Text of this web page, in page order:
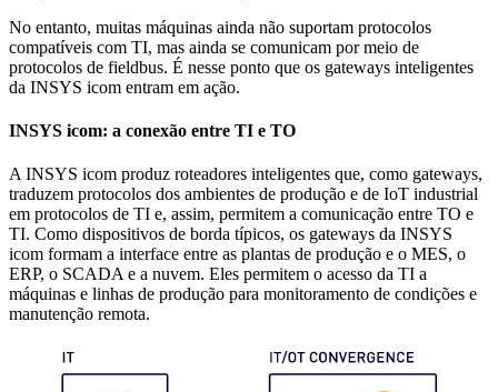
No entanto, muitas máquinas ainda não suportam protocolos
compatíveis com TI, mas ainda se comunicam por meio de
protocolos de fieldbus. É nesse ponto que os gateways inteligentes
da INSYS icom entram em ação.
INSYS icom: a conexão entre TI e TO
A INSYS icom produz roteadores inteligentes que, como gateways,
traduzem protocolos dos ambientes de produção e de IoT industrial
em protocolos de TI e, assim, permitem a comunicação entre TO e
TI. Como dispositivos de borda típicos, os gateways da INSYS
icom formam a interface entre as plantas de produção e o MES, o
ERP, o SCADA e a nuvem. Eles permitem o acesso da TI a
máquinas e linhas de produção para monitoramento de condições e
manutenção remota.